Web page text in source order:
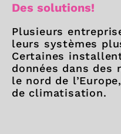
Des solutions!
Plusieurs
leurs systèmes
Certaines
données dans des
le nord de
de climatisation.